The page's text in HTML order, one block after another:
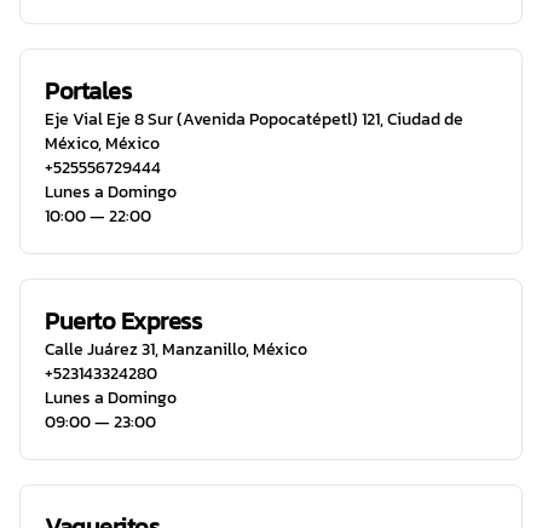
Portales
Eje Vial Eje 8 Sur (Avenida Popocatépetl) 121,Ciudad de
México,México
+525556729444
Lunes a Domingo
10:00 ― 22:00
Puerto Express
Calle Juárez 31,Manzanillo,México
+523143324280
Lunes a Domingo
09:00 ― 23:00